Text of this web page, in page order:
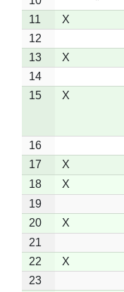
11
X
12
13
X
14
15
X
16
17
X
18
X
19
20
X
21
22
X
23